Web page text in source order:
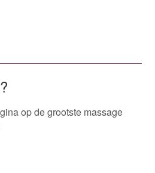
op de grootste massage